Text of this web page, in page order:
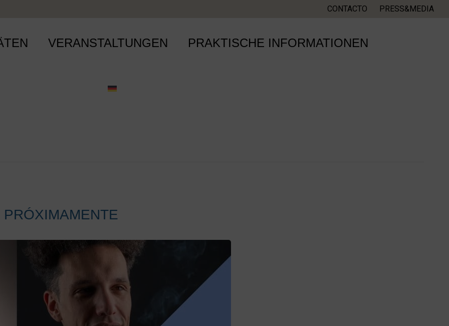
CONTACTO PRESS&MEDIA
VERANSTALTUNGEN PRAKTISCHE INFORMATIONEN
PRÓXIMAMENTE